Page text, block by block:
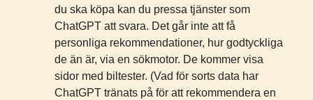
du ska köpa kan du pressa tjänster som
ChatGPT att svara. Det går inte att få
personliga rekommendationer, hur godtyckliga
de än är, via en sökmotor. De kommer visa
sidor med biltester. (Vad för sorts data har
ChatGPT tränats på för att rekommendera en